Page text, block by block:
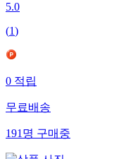
5.0
(1)
0 적립
무료배송
191 명 구매중